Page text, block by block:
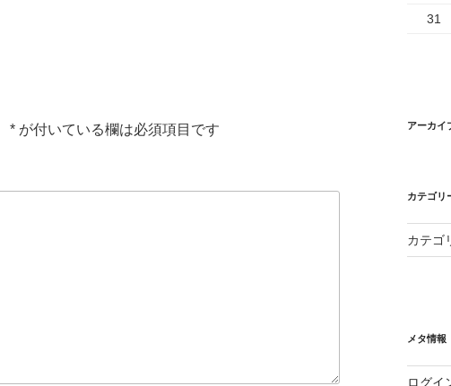
* が付いている欄は必須項目です
31
アーカイ
カテゴリ
カテゴ
メタ情報
ログイ